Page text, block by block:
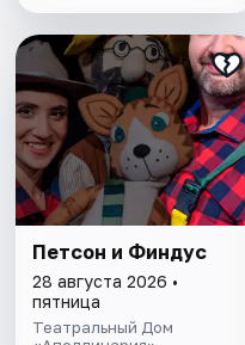
Петсон и Финдус
28 августа 2026 •
пятница
Театральный Дом